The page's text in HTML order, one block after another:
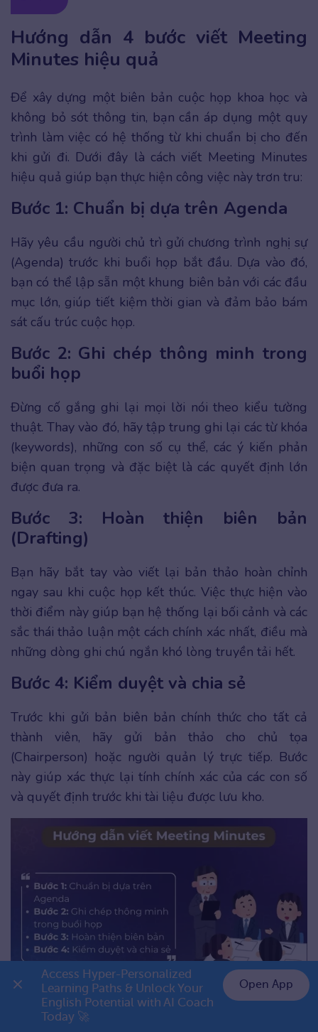
Hướng dẫn 4 bước viết Meeting
Minutes hiệu quả
Để xây dựng một biên bản cuộc họp khoa học và
không bỏ sót thông tin, bạn cần áp dụng một quy
trình làm việc có hệ thống từ khi chuẩn bị cho đến
khi gửi đi. Dưới đây là cách viết Meeting Minutes
hiệu quả giúp bạn thực hiện công việc này trơn tru:
Bước 1: Chuẩn bị dựa trên Agenda
Hãy yêu cầu người chủ trì gửi chương trình nghị sự
(Agenda) trước khi buổi họp bắt đầu. Dựa vào đó,
bạn có thể lập sẵn một khung biên bản với các đầu
mục lớn, giúp tiết kiệm thời gian và đảm bảo bám
sát cấu trúc cuộc họp.
Bước 2: Ghi chép thông minh trong
buổi họp
Đừng cố gắng ghi lại mọi lời nói theo kiểu tường
thuật. Thay vào đó, hãy tập trung ghi lại các từ khóa
(keywords), những con số cụ thể, các ý kiến phản
biện quan trọng và đặc biệt là các quyết định lớn
được đưa ra.
Bước 3: Hoàn thiện biên bản
(Drafting)
Bạn hãy bắt tay vào viết lại bản thảo hoàn chỉnh
ngay sau khi cuộc họp kết thúc. Việc thực hiện vào
thời điểm này giúp bạn hệ thống lại bối cảnh và các
sắc thái thảo luận một cách chính xác nhất, điều mà
những dòng ghi chú ngắn khó lòng truyền tải hết.
Bước 4: Kiểm duyệt và chia sẻ
Trước khi gửi bản biên bản chính thức cho tất cả
thành viên, hãy gửi bản thảo cho chủ tọa
(Chairperson) hoặc người quản lý trực tiếp. Bước
này giúp xác thực lại tính chính xác của các con số
và quyết định trước khi tài liệu được lưu kho.
4 bước là chuẩn bị, ghi chú, soạn thảo và chia sẻ biên bản đến các thành viên
👉 Premium 1 năm chỉ 999K
Access Hyper-Personalized
Learning Paths & Unlock Your
English Potential with AI Coach
Today 🚀
Open App